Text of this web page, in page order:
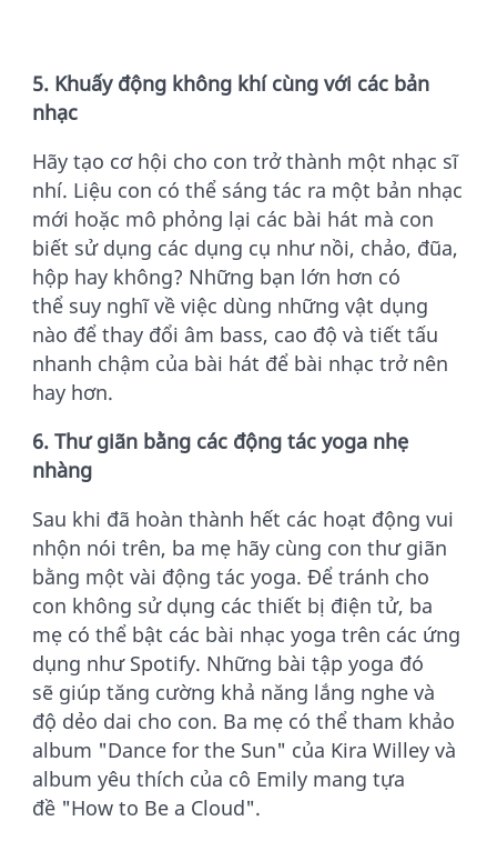
5. Khuấy động không khí cùng với các bản
nhạc
Hãy tạo cơ hội cho con trở thành một nhạc sĩ
nhí. Liệu con có thể sáng tác ra một bản nhạc
mới hoặc mô phỏng lại các bài hát mà con
biết sử dụng các dụng cụ như nồi, chảo, đũa,
hộp hay không? Những bạn lớn hơn có
thể suy nghĩ về việc dùng những vật dụng
nào để thay đổi âm bass, cao độ và tiết tấu
nhanh chậm của bài hát để bài nhạc trở nên
hay hơn.
6. Thư giãn bằng các động tác yoga nhẹ
nhàng
Sau khi đã hoàn thành hết các hoạt động vui
nhộn nói trên, ba mẹ hãy cùng con thư giãn
bằng một vài động tác yoga. Để tránh cho
con không sử dụng các thiết bị điện tử, ba
mẹ có thể bật các bài nhạc yoga trên các ứng
dụng như Spotify. Những bài tập yoga đó
sẽ giúp tăng cường khả năng lắng nghe và
độ dẻo dai cho con. Ba mẹ có thể tham khảo
album "Dance for the Sun" của Kira Willey và
album yêu thích của cô Emily mang tựa
đề "How to Be a Cloud".